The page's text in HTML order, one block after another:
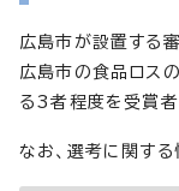
広島市が設置する
広島市の食品ロス
る3者程度を受賞者
なお、選考に関す